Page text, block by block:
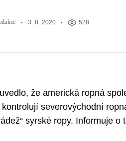
3. 8. 2020 528
že americká ropná
severovýchodní
syrské ropy. Informuje o